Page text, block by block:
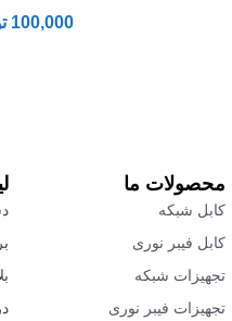
100,000
محصولات ما
کابل شبکه
کابل فیبر نوری
تجهیزات شبکه
تجهیزات فیبر نوری